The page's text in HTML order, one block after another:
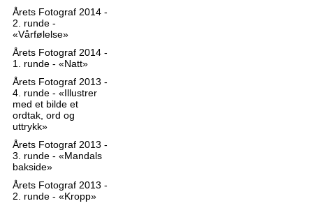
Årets Fotograf 2014 -
2. runde -
«Vårfølelse»
Årets Fotograf 2014 -
1. runde - «Natt»
Årets Fotograf 2013 -
4. runde - «Illustrer
med et bilde et
ordtak, ord og
uttrykk»
Årets Fotograf 2013 -
3. runde - «Mandals
bakside»
Årets Fotograf 2013 -
2. runde - «Kropp»